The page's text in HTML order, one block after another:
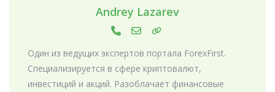
Andrey Lazarev
Один из ведущих экспертов портала ForexFirst.
Специализируется в сфере криптовалют,
инвестиций и акций. Разоблачает финансовые